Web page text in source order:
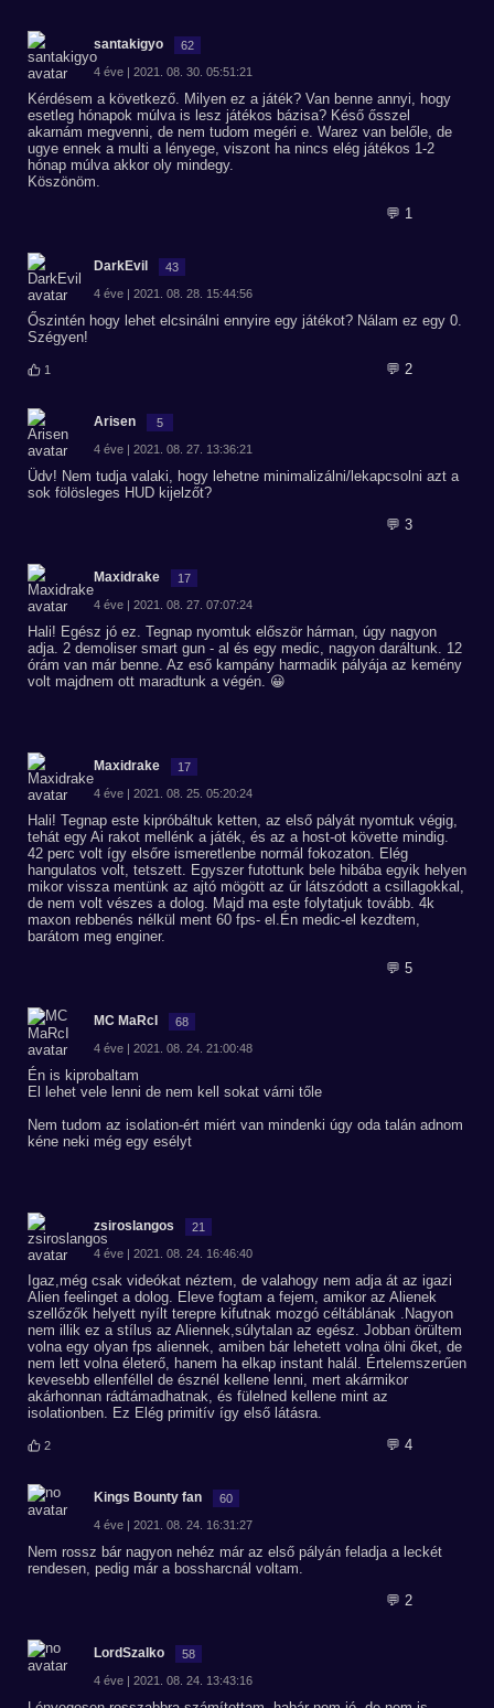
santakigyo 62
4 éve | 2021. 08. 30. 05:51:21
Kérdésem a következő. Milyen ez a játék? Van benne annyi, hogy
esetleg hónapok múlva is lesz játékos bázisa? Késő ősszel
akarnám megvenni, de nem tudom megéri e. Warez van belőle, de
ugye ennek a multi a lényege, viszont ha nincs elég játékos 1-2
hónap múlva akkor oly mindegy.
Köszönöm.
💬 1
DarkEvil 43
4 éve | 2021. 08. 28. 15:44:56
Őszintén hogy lehet elcsinálni ennyire egy játékot? Nálam ez egy 0.
Szégyen!
1 💬 2
Arisen 5
4 éve | 2021. 08. 27. 13:36:21
Üdv! Nem tudja valaki, hogy lehetne minimalizálni/lekapcsolni azt a
sok fölösleges HUD kijelzőt?
💬 3
Maxidrake 17
4 éve | 2021. 08. 27. 07:07:24
Hali! Egész jó ez. Tegnap nyomtuk először hárman, úgy nagyon
adja. 2 demoliser smart gun - al és egy medic, nagyon daráltunk. 12
órám van már benne. Az eső kampány harmadik pályája az kemény
volt majdnem ott maradtunk a végén. 😀
Maxidrake 17
4 éve | 2021. 08. 25. 05:20:24
Hali! Tegnap este kipróbáltuk ketten, az első pályát nyomtuk végig,
tehát egy Ai rakot mellénk a játék, és az a host-ot követte mindig.
42 perc volt így elsőre ismeretlenbe normál fokozaton. Elég
hangulatos volt, tetszett. Egyszer futottunk bele hibába egyik helyen
mikor vissza mentünk az ajtó mögött az űr látszódott a csillagokkal,
de nem volt vészes a dolog. Majd ma este folytatjuk tovább. 4k
maxon rebbenés nélkül ment 60 fps- el.Én medic-el kezdtem,
barátom meg enginer.
💬 5
MC MaRcI 68
4 éve | 2021. 08. 24. 21:00:48
Én is kiprobaltam
El lehet vele lenni de nem kell sokat várni tőle
Nem tudom az isolation-ért miért van mindenki úgy oda talán adnom
kéne neki még egy esélyt
zsiroslangos 21
4 éve | 2021. 08. 24. 16:46:40
Igaz,még csak videókat néztem, de valahogy nem adja át az igazi
Alien feelinget a dolog. Eleve fogtam a fejem, amikor az Alienek
szellőzők helyett nyílt terepre kifutnak mozgó céltáblának .Nagyon
nem illik ez a stílus az Aliennek,súlytalan az egész. Jobban örültem
volna egy olyan fps aliennek, amiben bár lehetett volna ölni őket, de
nem lett volna életerő, hanem ha elkap instant halál. Értelemszerűen
kevesebb ellenféllel de észnél kellene lenni, mert akármikor
akárhonnan rádtámadhatnak, és fülelned kellene mint az
isolationben. Ez Elég primitív így első látásra.
2 💬 4
Kings Bounty fan 60
4 éve | 2021. 08. 24. 16:31:27
Nem rossz bár nagyon nehéz már az első pályán feladja a leckét
rendesen, pedig már a bossharcnál voltam.
💬 2
LordSzalko 58
4 éve | 2021. 08. 24. 13:43:16